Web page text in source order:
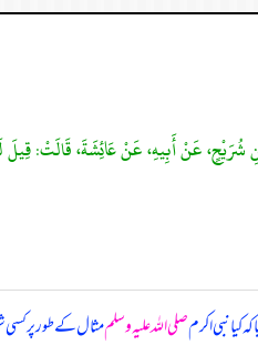
عَنْ أَبِيهِ، عَنْ عَائِشَةَ، قَالَتْ: قِيلَ
کیا نبی اکرمصلی اللہ علیہ وسلممثال کے طور پر کسی